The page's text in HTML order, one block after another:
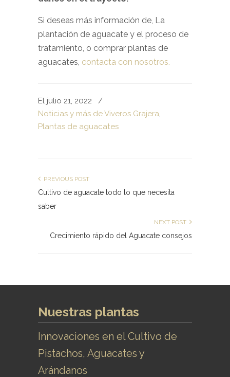
Si deseas más información de, La
plantación de aguacate y el proceso de
tratamiento, o comprar plantas de
aguacates, contacta con nosotros.
El julio 21, 2022
/
Noticias y más de Viveros Grajera,
Plantas de aguacates
PREVIOUS POST
Cultivo de aguacate todo lo que necesita
saber
NEXT POST
Crecimiento rápido del Aguacate consejos
Nuestras plantas
Innovaciones en el Cultivo de
Pistachos, Aguacates y
Arándanos